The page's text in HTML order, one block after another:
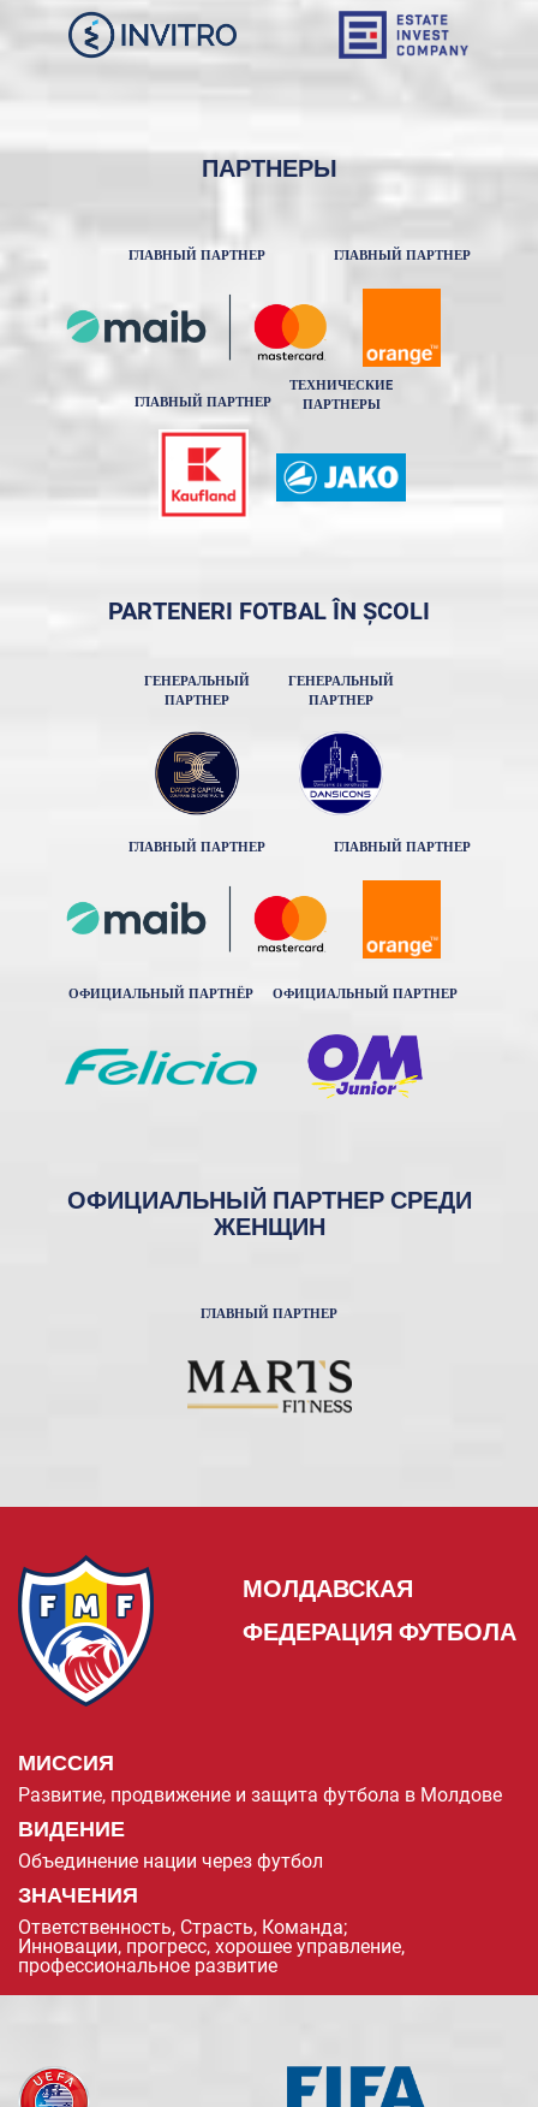
ПАРТНЕРЫ
ГЛАВНЫЙ ПАРТНЕР ГЛАВНЫЙ ПАРТНЕР
ГЛАВНЫЙ ПАРТНЕР
ТЕХНИЧЕСКИE
ПАРТНЕРЫ
PARTENERI FOTBAL ÎN ȘCOLI
ГЕНЕРАЛЬНЫЙ
ПАРТНЕР
ГЕНЕРАЛЬНЫЙ
ПАРТНЕР
ГЛАВНЫЙ ПАРТНЕР ГЛАВНЫЙ ПАРТНЕР
ОФИЦИАЛЬНЫЙ ПАРТНЁР ОФИЦИАЛЬНЫЙ ПАРТНЕР
ОФИЦИАЛЬНЫЙ ПАРТНЕР СРЕДИ
ЖЕНЩИН
ГЛАВНЫЙ ПАРТНЕР
МОЛДАВСКАЯ
ФЕДЕРАЦИЯ ФУТБОЛА
МИССИЯ
Развитие, продвижение и защита футбола в Молдове
ВИДЕНИЕ
Объединение нации через футбол
ЗНАЧЕНИЯ
Ответственность, Страсть, Команда;
Инновации, прогресс, хорошее управление,
профессиональное развитие